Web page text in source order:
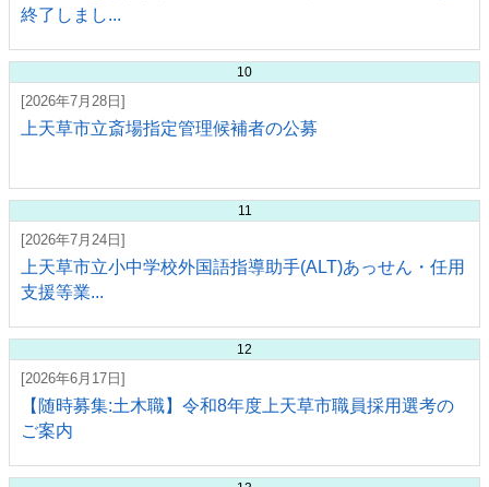
終了しまし...
10
[2026年7月28日]
上天草市立斎場指定管理候補者の公募
11
[2026年7月24日]
上天草市立小中学校外国語指導助手(ALT)あっせん・任用
支援等業...
12
[2026年6月17日]
【随時募集:土木職】令和8年度上天草市職員採用選考の
ご案内